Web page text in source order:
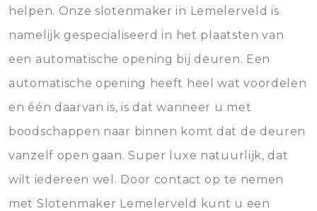
helpen. Onze slotenmaker in Lemelerveld is
namelijk gespecialiseerd in het plaatsten van
een automatische opening bij deuren. Een
automatische opening heeft heel wat voordelen
en één daarvan is, is dat wanneer u met
boodschappen naar binnen komt dat de deuren
vanzelf open gaan. Super luxe natuurlijk, dat
wilt iedereen wel. Door contact op te nemen
met Slotenmaker Lemelerveld kunt u een